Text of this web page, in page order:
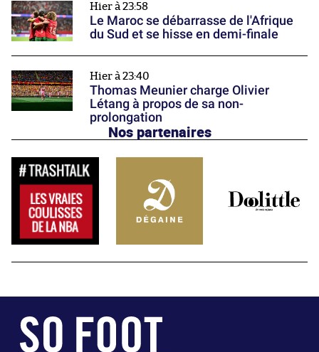
Hier à 23:58
Le Maroc se débarrasse de l'Afrique
du Sud et se hisse en demi-finale
Hier à 23:40
Thomas Meunier charge Olivier
Létang à propos de sa non-
prolongation
Nos partenaires